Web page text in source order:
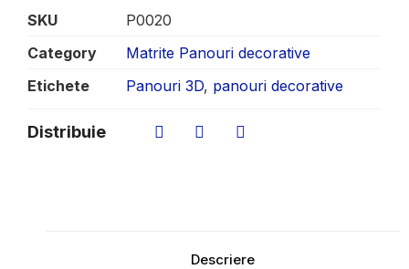
SKU
P0020
Category
Matrite Panouri decorative
Etichete
Panouri 3D, panouri decorative
Distribuie
Descriere